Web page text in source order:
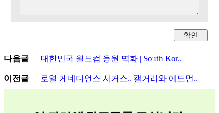
다음글 대한민국 월드컵 응원 벽화 | South Kor..
이전글 로열 케네디언스 서커스.. 캘거리와 에드먼..